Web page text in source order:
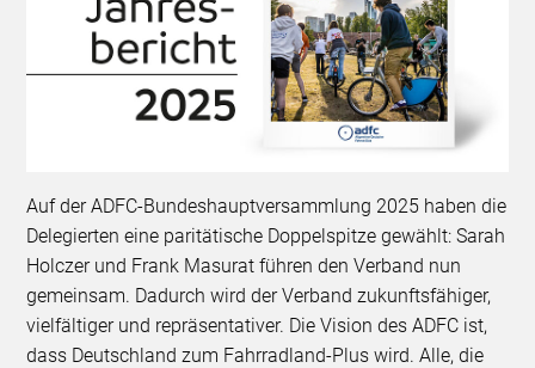
Auf der ADFC-Bundeshauptversammlung 2025 haben die
Delegierten eine paritätische Doppelspitze gewählt: Sarah
Holczer und Frank Masurat führen den Verband nun
gemeinsam. Dadurch wird der Verband zukunftsfähiger,
vielfältiger und repräsentativer. Die Vision des ADFC ist,
dass Deutschland zum Fahrradland-Plus wird. Alle, die